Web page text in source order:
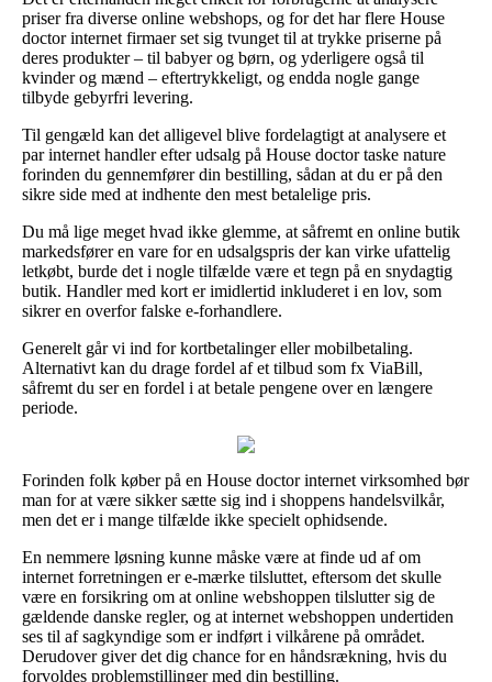
priser fra diverse online webshops, og for det har flere House
doctor internet firmaer set sig tvunget til at trykke priserne på
deres produkter – til babyer og børn, og yderligere også til
kvinder og mænd – eftertrykkeligt, og endda nogle gange
tilbyde gebyrfri levering.
Til gengæld kan det alligevel blive fordelagtigt at analysere et
par internet handler efter udsalg på House doctor taske nature
forinden du gennemfører din bestilling, sådan at du er på den
sikre side med at indhente den mest betalelige pris.
Du må lige meget hvad ikke glemme, at såfremt en online butik
markedsfører en vare for en udsalgspris der kan virke ufattelig
letkøbt, burde det i nogle tilfælde være et tegn på en snydagtig
butik. Handler med kort er imidlertid inkluderet i en lov, som
sikrer en overfor falske e-forhandlere.
Generelt går vi ind for kortbetalinger eller mobilbetaling.
Alternativt kan du drage fordel af et tilbud som fx ViaBill,
såfremt du ser en fordel i at betale pengene over en længere
periode.
Forinden folk køber på en House doctor internet virksomhed bør
man for at være sikker sætte sig ind i shoppens handelsvilkår,
men det er i mange tilfælde ikke specielt ophidsende.
En nemmere løsning kunne måske være at finde ud af om
internet forretningen er e-mærke tilsluttet, eftersom det skulle
være en forsikring om at online webshoppen tilslutter sig de
gældende danske regler, og at internet webshoppen undertiden
ses til af sagkyndige som er indført i vilkårene på området.
Derudover giver det dig chance for en håndsrækning, hvis du
forvoldes problemstillinger med din bestilling.